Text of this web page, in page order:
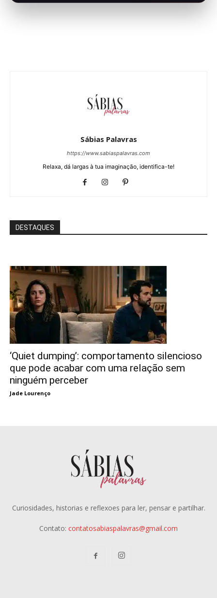
Sábias Palavras
https://www.sabiaspalavras.com
Relaxa, dá largas à tua imaginação, identifica-te!
DESTAQUES
‘Quiet dumping’: comportamento silencioso
que pode acabar com uma relação sem
ninguém perceber
Jade Lourenço
Curiosidades, historias e reflexoes para ler, pensar e partilhar.
Contato: contatosabiaspalavras@gmail.com